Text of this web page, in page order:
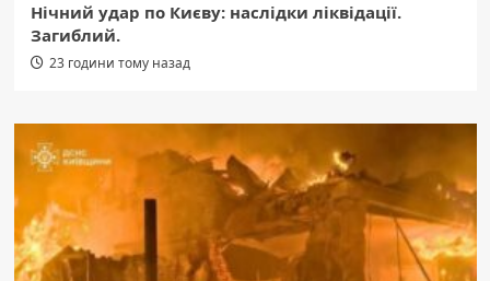
Нічний удар по Києву: наслідки ліквідації.
Загиблий.
23 години тому назад